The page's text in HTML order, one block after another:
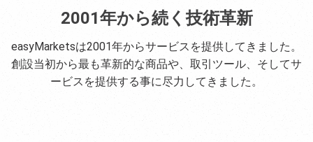
2001年から続く技術革新
easyMarketsは2001年からサービスを提供してきました。
創設当初から最も革新的な商品や、取引ツール、そしてサ
ービスを提供する事に尽力してきました。